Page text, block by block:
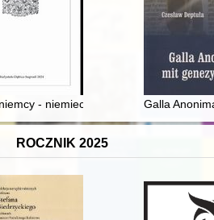
Kreis Busko w latach 1939-1942
: wybrane przykłady z zasobu
- niemieckie osadnictwo we
Galla
ROCZNIK 2025